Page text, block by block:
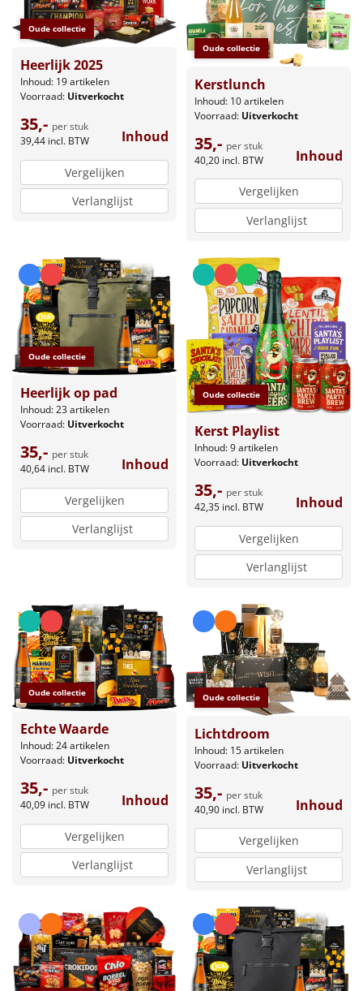
Oude collectie
Heerlijk 2025
Inhoud: 19 artikelen
Voorraad: Uitverkocht
35,- per stuk
39,44 incl. BTW Inhoud
Vergelijken
Verlanglijst
Oude collectie
Kerstlunch
Inhoud: 10 artikelen
Voorraad: Uitverkocht
35,- per stuk
40,20 incl. BTW Inhoud
Vergelijken
Verlanglijst
Oude collectie
Heerlijk op pad
Inhoud: 23 artikelen
Voorraad: Uitverkocht
35,- per stuk
40,64 incl. BTW Inhoud
Vergelijken
Verlanglijst
Oude collectie
Kerst Playlist
Inhoud: 9 artikelen
Voorraad: Uitverkocht
35,- per stuk
42,35 incl. BTW Inhoud
Vergelijken
Verlanglijst
Oude collectie
Echte Waarde
Inhoud: 24 artikelen
Voorraad: Uitverkocht
35,- per stuk
40,09 incl. BTW Inhoud
Vergelijken
Verlanglijst
Oude collectie
Lichtdroom
Inhoud: 15 artikelen
Voorraad: Uitverkocht
35,- per stuk
40,90 incl. BTW Inhoud
Vergelijken
Verlanglijst